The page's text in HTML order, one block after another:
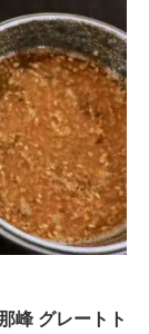
峰 グレートト